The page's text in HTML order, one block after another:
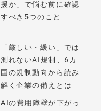
援か」で悩む前に確認
すべき5つのこと
「厳しい・緩い」では
測れないAI規制、6カ
国の規制動向から読み
解く企業の備えとは
AIの費用障壁が下がっ